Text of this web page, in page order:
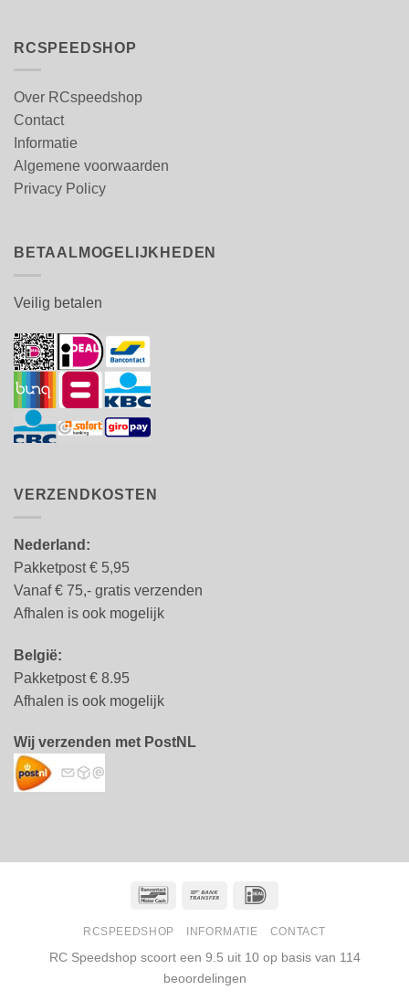
RCSPEEDSHOP
Over RCspeedshop
Contact
Informatie
Algemene voorwaarden
Privacy Policy
BETAALMOGELIJKHEDEN
Veilig betalen
VERZENDKOSTEN
Nederland:
Pakketpost € 5,95
Vanaf € 75,- gratis verzenden
Afhalen is ook mogelijk
België:
Pakketpost € 8.95
Afhalen is ook mogelijk
Wij verzenden met PostNL
BancontactBank
RCSPEEDSHOP INFORMATIE CONTACT
RC Speedshop scoort een 9.5 uit 10op basis van 114
beoordelingen